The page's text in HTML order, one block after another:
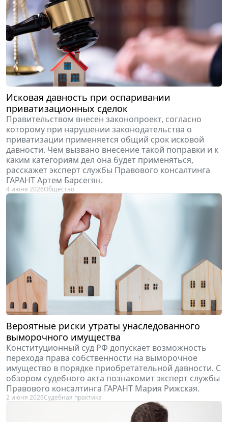
Исковая давность при оспаривании
приватизационных сделок
Правительством внесен законопроект, согласно
которому при нарушении законодательства о
приватизации применяется общий срок исковой
давности. Чем вызвано внесение такой поправки и к
каким категориям дел она будет применяться,
расскажет эксперт службы Правового консалтинга
ГАРАНТ Артем Барсегян.
4 июня 2026Общество
Вероятные риски утраты унаследованного
выморочного имущества
Конституционный суд РФ допускает возможность
перехода права собственности на выморочное
имущество в порядке приобретательной давности. С
обзором судебного акта познакомит эксперт службы
Правового консалтинга ГАРАНТ Мария Рижская.
2 июня 2026Судебная практика